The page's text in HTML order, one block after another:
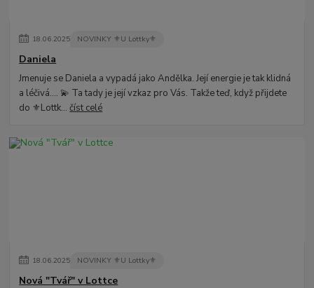
18.06.2025 NOVINKY ⚜️U Lottky⚜️
Daniela
Jmenuje se Daniela a vypadá jako Andělka. Její energie je tak klidná
a léčivá.... 💫 Ta tady je její vzkaz pro Vás. Takže teď, když přijdete
do ⚜️Lottk...číst celé
18.06.2025 NOVINKY ⚜️U Lottky⚜️
Nová "Tvář" v Lottce